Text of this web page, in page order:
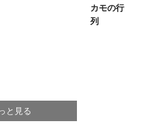
カモの行
列
と見る